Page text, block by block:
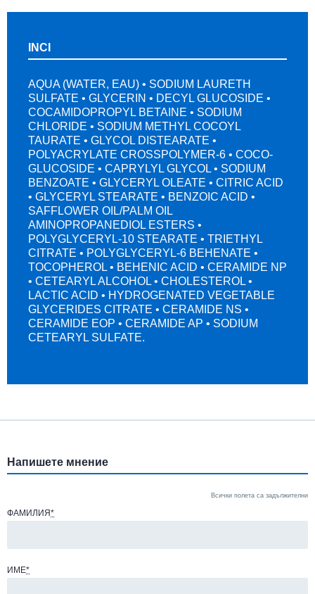
INCI
AQUA (WATER, EAU) • SODIUM LAURETH
SULFATE • GLYCERIN • DECYL GLUCOSIDE •
COCAMIDOPROPYL BETAINE • SODIUM
CHLORIDE • SODIUM METHYL COCOYL
TAURATE • GLYCOL DISTEARATE •
POLYACRYLATE CROSSPOLYMER-6 • COCO-
GLUCOSIDE • CAPRYLYL GLYCOL • SODIUM
BENZOATE • GLYCERYL OLEATE • CITRIC ACID
• GLYCERYL STEARATE • BENZOIC ACID •
SAFFLOWER OIL/PALM OIL
AMINOPROPANEDIOL ESTERS •
POLYGLYCERYL-10 STEARATE • TRIETHYL
CITRATE • POLYGLYCERYL-6 BEHENATE •
TOCOPHEROL • BEHENIC ACID • CERAMIDE NP
• CETEARYL ALCOHOL • CHOLESTEROL •
LACTIC ACID • HYDROGENATED VEGETABLE
GLYCERIDES CITRATE • CERAMIDE NS •
CERAMIDE EOP • CERAMIDE AP • SODIUM
CETEARYL SULFATE.
Напишете мнение
Всички полета са задължителни
ФАМИЛИЯ*
ИМЕ*